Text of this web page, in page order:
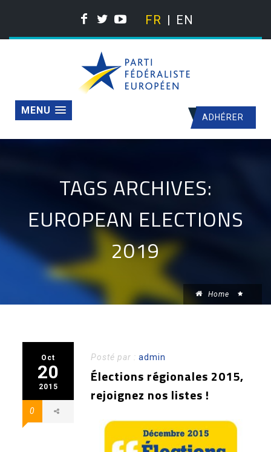
FR EN
ADHÉRER
MENU
TAGS ARCHIVES:
EUROPEAN ELECTIONS
2019
Home
Oct
20
2015
0
Posté par :admin
Élections régionales 2015,
rejoignez nos listes !